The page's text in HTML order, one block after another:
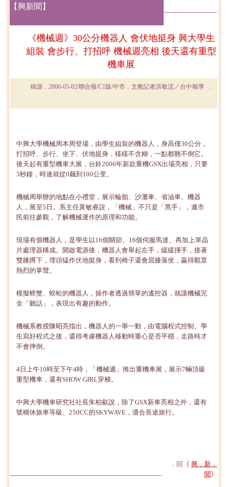
【興新聞】
《機械週》30公分機器人 會伏地挺身 興大學生
組裝 會步行、打招呼 機械週亮相 後天還有重型
機車展
稿源．2006-05-02/聯合報/C1版/中市．文教記者洪敬浤／台中報導 ．
中興大學機械周本周登場，由學生組裝的機器人，身高僅30公分，
打招呼、步行、坐下、伏地挺身，樣樣不含糊，一點都難不倒它。
後天起有重型機車大展，台鈴2006年新款重機GSX出場亮相，只要
3秒鐘，時速就從0飆到100公里。
機械周舉辦的地點在小禮堂，展示輪胎、沙灘車、省油車、機器
人，展至5日。系主任黃敏睿說，「機械」不只是「黑手」，邀市
民前往參觀，了解機械運作的原理和功能。
現場有個機器人，是學生以16個關節、16個伺服馬達、再加上單晶
片處理器構成。開啟電源後，機器人會舉起左手，緩緩揮手，接著
雙膝蹲下，埋頭猛作伏地挺身，看到椅子還會屈膝落坐，贏得觀眾
熱烈的掌聲。
模擬螃蟹、蜈蚣的機器人，操作者透過簡單的遙控器，就讓機械完
全「聽話」，表現出有趣的動作。
機械系教授陳昭亮指出，機器人的一舉一動，由電腦程式控制。學
生寫好程式之後，還得考慮機器人移動時重心是否平穩，走路時才
不會摔倒。
4日上午10時至下午4時，「機械週」推出重機車展，展示7輛頂級
重型機車，還有SHOW GIRL穿梭。
中興大學機車研究社社長朱柏叡說，除了GSX新車亮相之外，還有
號稱休旅車等級、250CC的SKYWAVE，適合長途旅行。
．回 《 興．新．
聞》